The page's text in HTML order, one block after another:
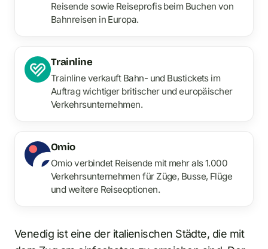
Reisende sowie Reiseprofis beim Buchen von
Bahnreisen in Europa.
Trainline
Trainline verkauft Bahn- und Bustickets im
Auftrag wichtiger britischer und europäischer
Verkehrsunternehmen.
Omio
Omio verbindet Reisende mit mehr als 1.000
Verkehrsunternehmen für Züge, Busse, Flüge
und weitere Reiseoptionen.
Venedig ist eine der italienischen Städte, die mit